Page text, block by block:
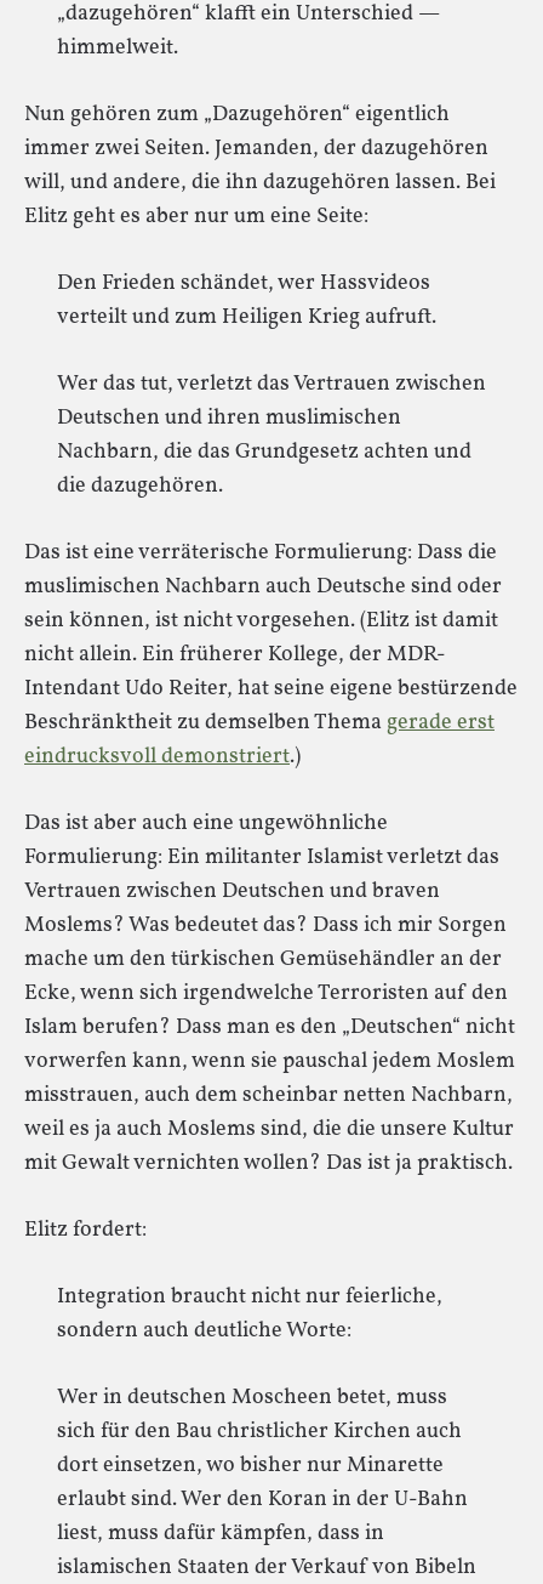
„dazugehören“ klafft ein Unterschied —
himmelweit.
Nun gehören zum „Dazugehören“ eigentlich
immer zwei Seiten. Jemanden, der dazugehören
will, und andere, die ihn dazugehören lassen. Bei
Elitz geht es aber nur um eine Seite:
Den Frieden schändet, wer Hassvideos
verteilt und zum Heiligen Krieg aufruft.
Wer das tut, verletzt das Vertrauen zwischen
Deutschen und ihren muslimischen
Nachbarn, die das Grundgesetz achten und
die dazugehören.
Das ist eine verräterische Formulierung: Dass die
muslimischen Nachbarn auch Deutsche sind oder
sein können, ist nicht vorgesehen. (Elitz ist damit
nicht allein. Ein früherer Kollege, der MDR-
Intendant Udo Reiter, hat seine eigene bestürzende
Beschränktheit zu demselben Themagerade erst
eindrucksvoll demonstriert.)
Das ist aber auch eine ungewöhnliche
Formulierung: Ein militanter Islamist verletzt das
Vertrauen zwischen Deutschen und braven
Moslems? Was bedeutet das? Dass ich mir Sorgen
mache um den türkischen Gemüsehändler an der
Ecke, wenn sich irgendwelche Terroristen auf den
Islam berufen? Dass man es den „Deutschen“ nicht
vorwerfen kann, wenn sie pauschal jedem Moslem
misstrauen, auch dem scheinbar netten Nachbarn,
weil es ja auch Moslems sind, die die unsere Kultur
mit Gewalt vernichten wollen? Das ist ja praktisch.
Elitz fordert:
Integration braucht nicht nur feierliche,
sondern auch deutliche Worte:
Wer in deutschen Moscheen betet, muss
sich für den Bau christlicher Kirchen auch
dort einsetzen, wo bisher nur Minarette
erlaubt sind. Wer den Koran in der U-Bahn
liest, muss dafür kämpfen, dass in
islamischen Staaten der Verkauf von Bibeln